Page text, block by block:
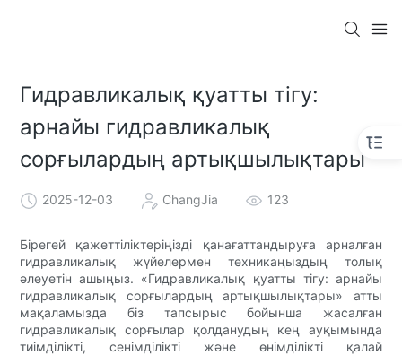
Гидравликалық қуатты тігу:
арнайы гидравликалық
сорғылардың артықшылықтары
2025-12-03 ChangJia 123
Бірегей қажеттіліктеріңізді қанағаттандыруға арналған
гидравликалық жүйелермен техникаңыздың толық
әлеуетін ашыңыз. «Гидравликалық қуатты тігу: арнайы
гидравликалық сорғылардың артықшылықтары» атты
мақаламызда біз тапсырыс бойынша жасалған
гидравликалық сорғылар қолданудың кең ауқымында
тиімділікті, сенімділікті және өнімділікті қалай